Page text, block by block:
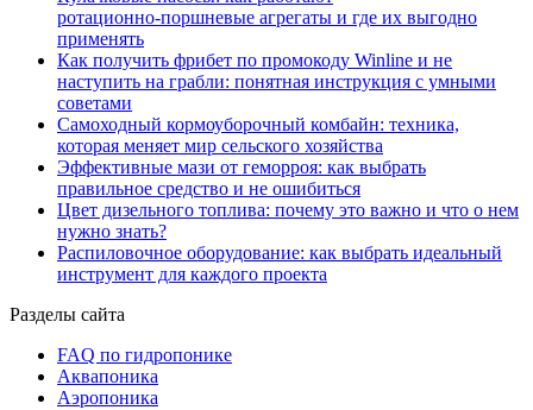
ротационно‑поршневые агрегаты и где их выгодно
применять
Как получить фрибет по промокоду Winline и не
наступить на грабли: понятная инструкция с умными
советами
Самоходный кормоуборочный комбайн: техника,
которая меняет мир сельского хозяйства
Эффективные мази от геморроя: как выбрать
правильное средство и не ошибиться
Цвет дизельного топлива: почему это важно и что о нем
нужно знать?
Распиловочное оборудование: как выбрать идеальный
инструмент для каждого проекта
Разделы сайта
FAQ по гидропонике
Аквапоника
Аэропоника